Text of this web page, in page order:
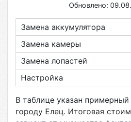
Обновлено:
Замена аккумулятора
Замена камеры
Замена лопастей
Настройка
В таблице указан
городу Елец. Итоговая